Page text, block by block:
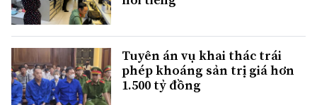
Tuyên án vụ khai thác trái
phép khoáng sản trị giá hơn
1.500 tỷ đồng